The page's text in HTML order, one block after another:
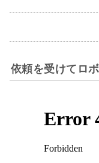
依頼を受けてロ